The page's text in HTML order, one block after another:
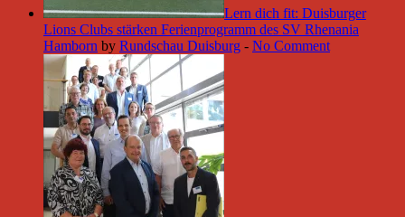
Lern dich fit: Duisburger
Lions Clubs stärken Ferienprogramm des SV Rhenania
Hamborn by Rundschau Duisburg - No Comment